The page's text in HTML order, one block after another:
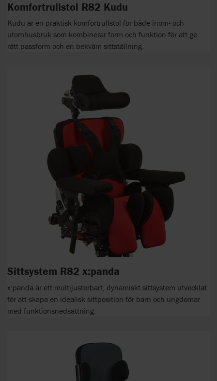
Komfortrullstol R82 Kudu
Kudu är en praktisk komfortrullstol för både inom- och
utomhusbruk som kombinerar form och funktion för att ge
rätt passform och en bekväm sittställning.
Sittsystem R82 x:panda
x:panda är ett multijusterbart, dynamiskt sittsystem utvecklat
för att skapa en idealisk sittposition för barn och ungdomar
med funktionsnedsättning.